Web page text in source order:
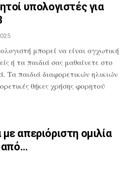
υπολογιστές για
μπορεί να είναι αγχωτική
ή τα παιδιά σας μαθαίνετε στο
Τα παιδιά διαφορετικών ηλικιών
θήκες χρήσης φορητού
απεριόριστη ομιλία
από…